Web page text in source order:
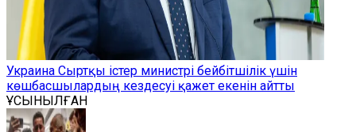
Украина Сыртқы істер министрі бейбітшілік үшін
көшбасшылардың кездесуі қажет екенін айтты
ҰСЫНЫЛҒАН